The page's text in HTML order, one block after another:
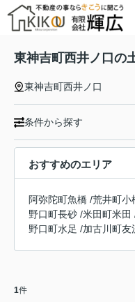
東神吉町西井ノ口の
東神吉町西井ノ口
条件から探す
おすすめのエリア
阿弥陀町魚橋 /荒井町小
野口町長砂 /米田町米田
野口町水足 /加古川町友
1件